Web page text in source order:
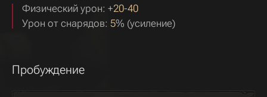
Физический урон: +20-40
Урон от снарядов: 5% (усиление)
Пробуждение